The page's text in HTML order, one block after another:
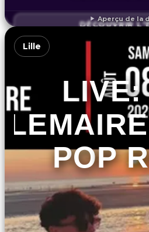
Aperçu de la
DÉCOUVRIR
Lille
POP